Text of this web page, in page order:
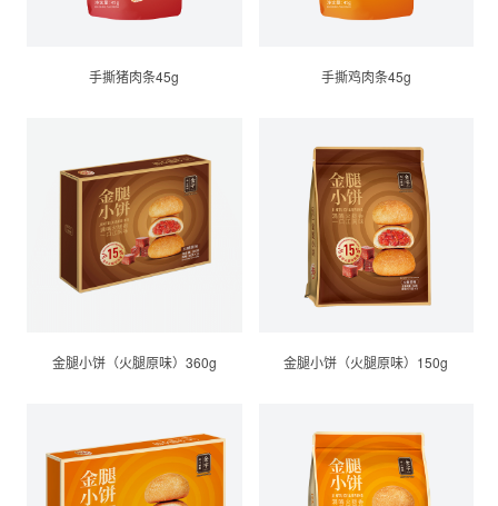
手撕猪肉条45g 手撕鸡肉条45g
金腿小饼（火腿原味）360g 金腿小饼（火腿原味）150g